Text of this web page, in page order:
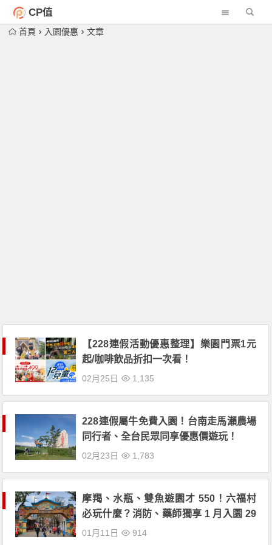
CP值
首頁 入園優惠 文章
【228連假活動優惠整理】樂園門票1元
起/咖啡飲品折扣一次看！
02月25日 1,135
228連假屬牛免費入園！台南走馬瀨農場
同行者、全台民眾同享優惠價遊玩！
02月23日 1,783
摩羯、水瓶、雙魚遊園才 550！六福村
必玩什麼？消防、藥師獨享 1 月入園 29
9！
01月11日 914